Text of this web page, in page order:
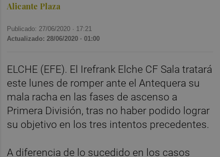
Alicante Plaza
Publicado: 27/06/2020 · 17:21
Actualizado: 28/06/2020 · 01:00
ELCHE (EFE). El Irefrank Elche CF Sala tratará
este lunes de romper ante el Antequera su
mala racha en las fases de ascenso a
Primera División, tras no haber podido lograr
su objetivo en los tres intentos precedentes.
A diferencia de lo sucedido en los casos